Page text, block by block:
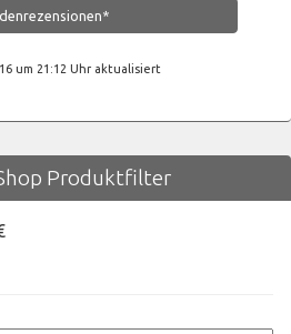
um 21:12 Uhr aktualisiert
Produktfilter